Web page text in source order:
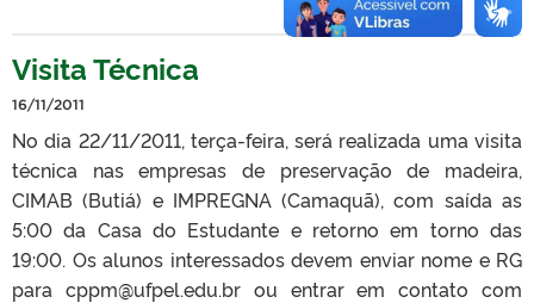
Visita Técnica
16/11/2011
No dia 22/11/2011, terça-feira, será realizada uma visita
técnica nas empresas de preservação de madeira,
CIMAB (Butiá) e IMPREGNA (Camaquã), com saída as
5:00 da Casa do Estudante e retorno em torno das
19:00. Os alunos interessados devem enviar nome e RG
para cppm@ufpel.edu.br ou entrar em contato com